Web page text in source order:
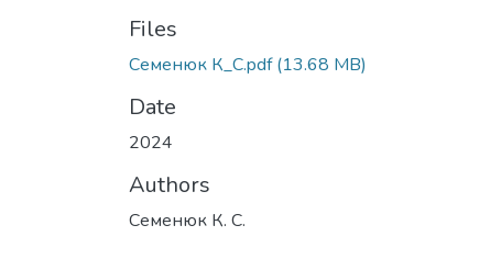
Files
Семенюк К_С.pdf(13.68 MB)
Date
2024
Authors
Семенюк К. С.